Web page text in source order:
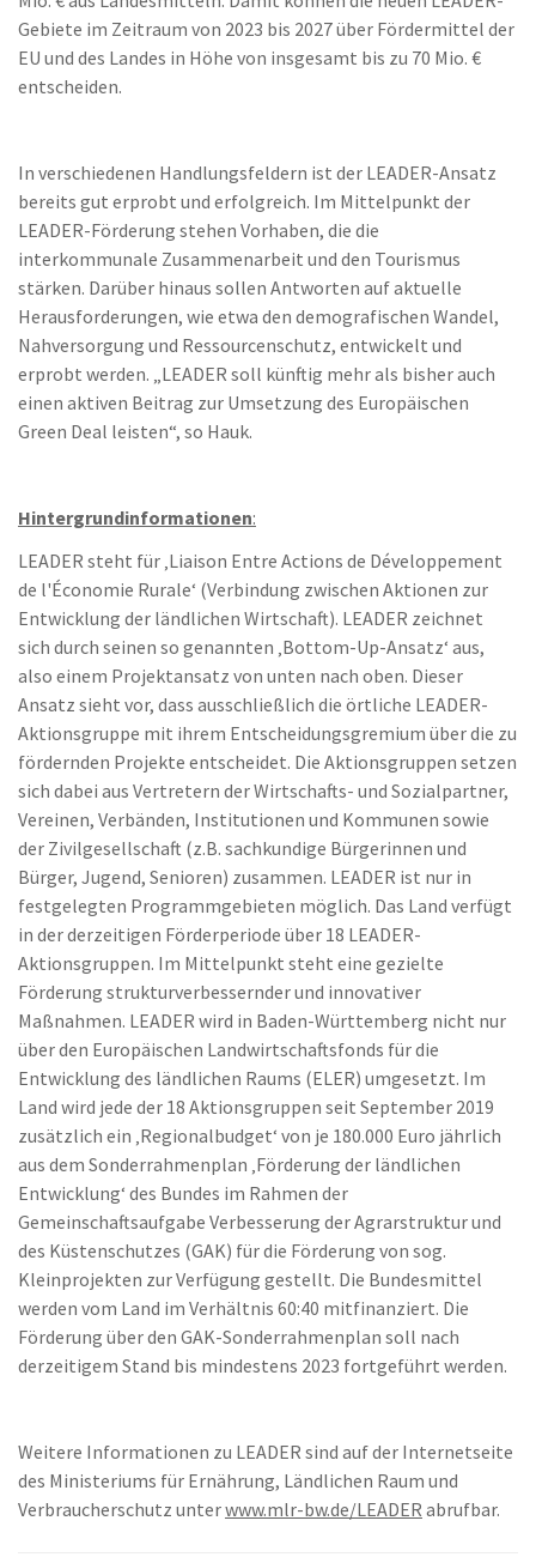
Gebiete im Zeitraum von 2023 bis 2027 über Fördermittel der
EU und des Landes in Höhe von insgesamt bis zu 70 Mio. €
entscheiden.
In verschiedenen Handlungsfeldern ist der LEADER-Ansatz
bereits gut erprobt und erfolgreich. Im Mittelpunkt der
LEADER-Förderung stehen Vorhaben, die die
interkommunale Zusammenarbeit und den Tourismus
stärken. Darüber hinaus sollen Antworten auf aktuelle
Herausforderungen, wie etwa den demografischen Wandel,
Nahversorgung und Ressourcenschutz, entwickelt und
erprobt werden. „LEADER soll künftig mehr als bisher auch
einen aktiven Beitrag zur Umsetzung des Europäischen
Green Deal leisten“, so Hauk.
Hintergrundinformationen:
LEADER steht für ‚Liaison Entre Actions de Développement
de l'Économie Rurale‘ (Verbindung zwischen Aktionen zur
Entwicklung der ländlichen Wirtschaft). LEADER zeichnet
sich durch seinen so genannten ‚Bottom-Up-Ansatz‘ aus,
also einem Projektansatz von unten nach oben. Dieser
Ansatz sieht vor, dass ausschließlich die örtliche LEADER-
Aktionsgruppe mit ihrem Entscheidungsgremium über die zu
fördernden Projekte entscheidet. Die Aktionsgruppen setzen
sich dabei aus Vertretern der Wirtschafts- und Sozialpartner,
Vereinen, Verbänden, Institutionen und Kommunen sowie
der Zivilgesellschaft (z.B. sachkundige Bürgerinnen und
Bürger, Jugend, Senioren) zusammen. LEADER ist nur in
festgelegten Programmgebieten möglich. Das Land verfügt
in der derzeitigen Förderperiode über 18 LEADER-
Aktionsgruppen. Im Mittelpunkt steht eine gezielte
Förderung strukturverbessernder und innovativer
Maßnahmen. LEADER wird in Baden-Württemberg nicht nur
über den Europäischen Landwirtschaftsfonds für die
Entwicklung des ländlichen Raums (ELER) umgesetzt. Im
Land wird jede der 18 Aktionsgruppen seit September 2019
zusätzlich ein ‚Regionalbudget‘ von je 180.000 Euro jährlich
aus dem Sonderrahmenplan ‚Förderung der ländlichen
Entwicklung‘ des Bundes im Rahmen der
Gemeinschaftsaufgabe Verbesserung der Agrarstruktur und
des Küstenschutzes (GAK) für die Förderung von sog.
Kleinprojekten zur Verfügung gestellt. Die Bundesmittel
werden vom Land im Verhältnis 60:40 mitfinanziert. Die
Förderung über den GAK-Sonderrahmenplan soll nach
derzeitigem Stand bis mindestens 2023 fortgeführt werden.
Weitere Informationen zu LEADER sind auf der Internetseite
des Ministeriums für Ernährung, Ländlichen Raum und
Verbraucherschutz unterwww.mlr-bw.de/LEADER abrufbar.